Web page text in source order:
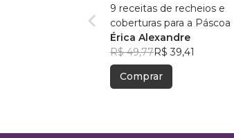
9 receitas de recheios e
coberturas para a Páscoa
Érica Alexandre
R$ 49,77R$ 39,41
Comprar